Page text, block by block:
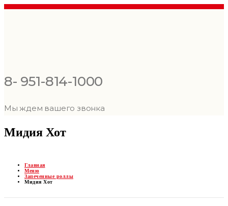
8- 951-814-1000
Мы ждем вашего звонка
Мидия Хот
Главная
Меню
Запеченные роллы
Мидия Хот